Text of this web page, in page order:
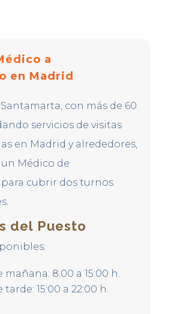
a
en Madrid
, con más de 60
servicios de visitas
en Madrid y alrededores,
Médico de
cubrir dos turnos
.
del Puesto
mañana: 8:00 a 15:00 h.
tarde: 15:00 a 22:00 h.